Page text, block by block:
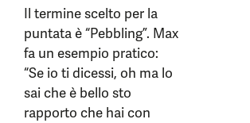
Il termine scelto per la
puntata è “Pebbling”. Max
fa un esempio pratico:
“Se io ti dicessi, oh ma lo
sai che è bello sto
rapporto che hai con